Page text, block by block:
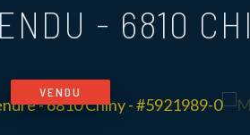
- 6810
VENDU